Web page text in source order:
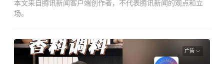
本文来自腾讯新闻客户端创作者，不代表腾讯新闻的观点和立
场。
广告